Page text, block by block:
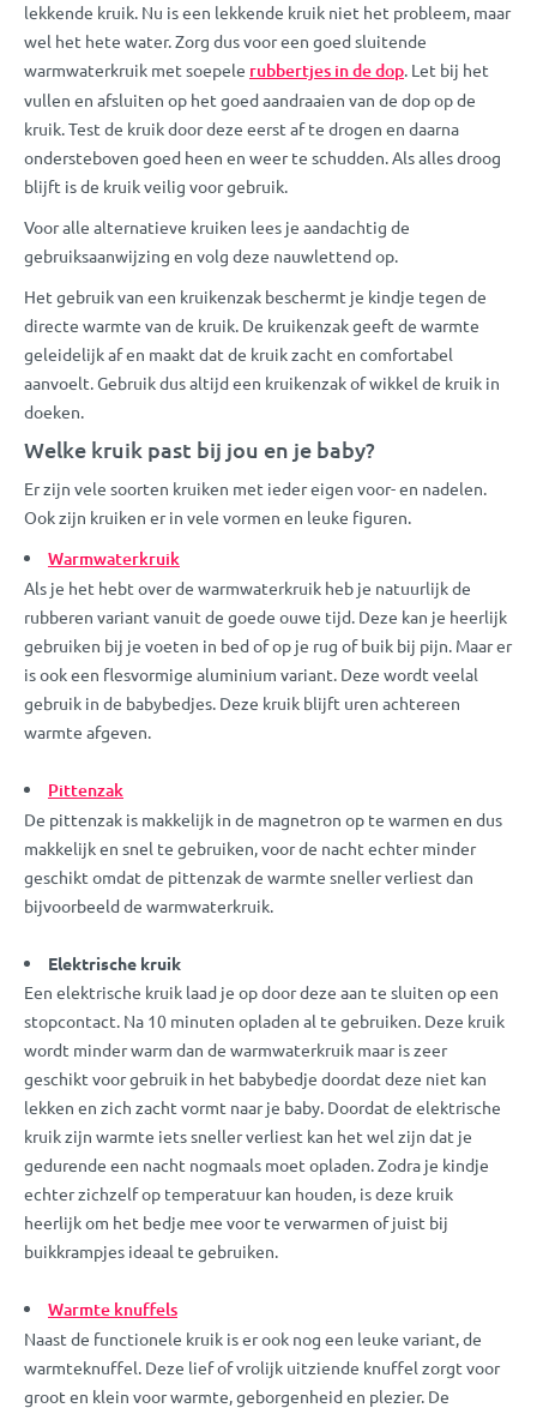
lekkende kruik. Nu is een lekkende kruik niet het probleem, maar
wel het hete water. Zorg dus voor een goed sluitende
warmwaterkruik met soepele rubbertjes in de dop. Let bij het
vullen en afsluiten op het goed aandraaien van de dop op de
kruik. Test de kruik door deze eerst af te drogen en daarna
ondersteboven goed heen en weer te schudden. Als alles droog
blijft is de kruik veilig voor gebruik.
Voor alle alternatieve kruiken lees je aandachtig de
gebruiksaanwijzing en volg deze nauwlettend op.
Het gebruik van een kruikenzak beschermt je kindje tegen de
directe warmte van de kruik. De kruikenzak geeft de warmte
geleidelijk af en maakt dat de kruik zacht en comfortabel
aanvoelt. Gebruik dus altijd een kruikenzak of wikkel de kruik in
doeken.
Welke kruik past bij jou en je baby?
Er zijn vele soorten kruiken met ieder eigen voor- en nadelen.
Ook zijn kruiken er in vele vormen en leuke figuren.
Warmwaterkruik
Als je het hebt over de warmwaterkruik heb je natuurlijk de
rubberen variant vanuit de goede ouwe tijd. Deze kan je heerlijk
gebruiken bij je voeten in bed of op je rug of buik bij pijn. Maar er
is ook een flesvormige aluminium variant. Deze wordt veelal
gebruik in de babybedjes. Deze kruik blijft uren achtereen
warmte afgeven.
Pittenzak
De pittenzak is makkelijk in de magnetron op te warmen en dus
makkelijk en snel te gebruiken, voor de nacht echter minder
geschikt omdat de pittenzak de warmte sneller verliest dan
bijvoorbeeld de warmwaterkruik.
Elektrische kruik
Een elektrische kruik laad je op door deze aan te sluiten op een
stopcontact. Na 10 minuten opladen al te gebruiken. Deze kruik
wordt minder warm dan de warmwaterkruik maar is zeer
geschikt voor gebruik in het babybedje doordat deze niet kan
lekken en zich zacht vormt naar je baby. Doordat de elektrische
kruik zijn warmte iets sneller verliest kan het wel zijn dat je
gedurende een nacht nogmaals moet opladen. Zodra je kindje
echter zichzelf op temperatuur kan houden, is deze kruik
heerlijk om het bedje mee voor te verwarmen of juist bij
buikkrampjes ideaal te gebruiken.
Warmte knuffels
Naast de functionele kruik is er ook nog een leuke variant, de
warmteknuffel. Deze lief of vrolijk uitziende knuffel zorgt voor
groot en klein voor warmte, geborgenheid en plezier. De